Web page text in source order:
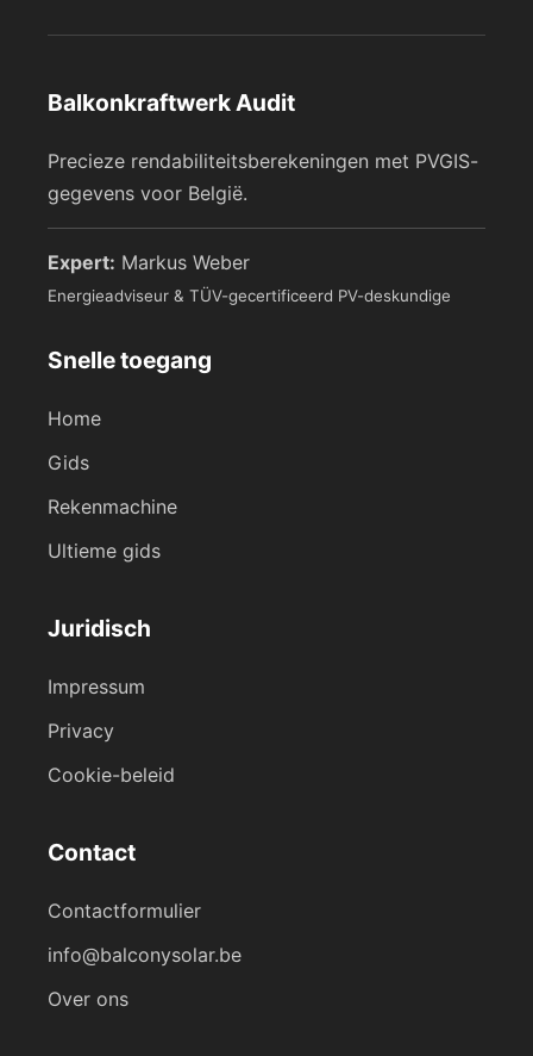
Balkonkraftwerk Audit
Precieze rendabiliteitsberekeningen met PVGIS-
gegevens voor België.
Expert: Markus Weber
Energieadviseur & TÜV-gecertificeerd PV-deskundige
Snelle toegang
Home
Gids
Rekenmachine
Ultieme gids
Juridisch
Impressum
Privacy
Cookie-beleid
Contact
Contactformulier
info@balconysolar.be
Over ons